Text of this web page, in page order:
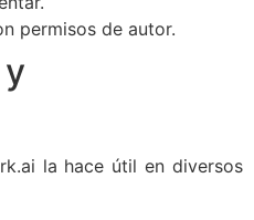
permisos de autor.
la hace útil en diversos